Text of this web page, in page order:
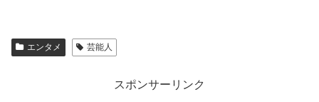
エンタメ 芸能人
スポンサーリンク